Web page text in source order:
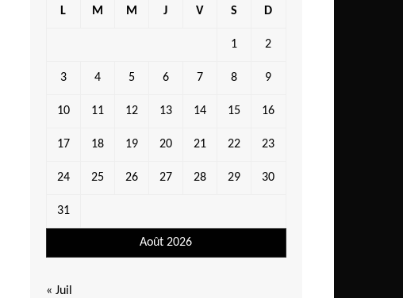
Août 2026
L M M J V S D
1 2
3 4 5 6 7 8 9
10 11 12 13 14 15 16
17 18 19 20 21 22 23
24 25 26 27 28 29 30
31
« Juil